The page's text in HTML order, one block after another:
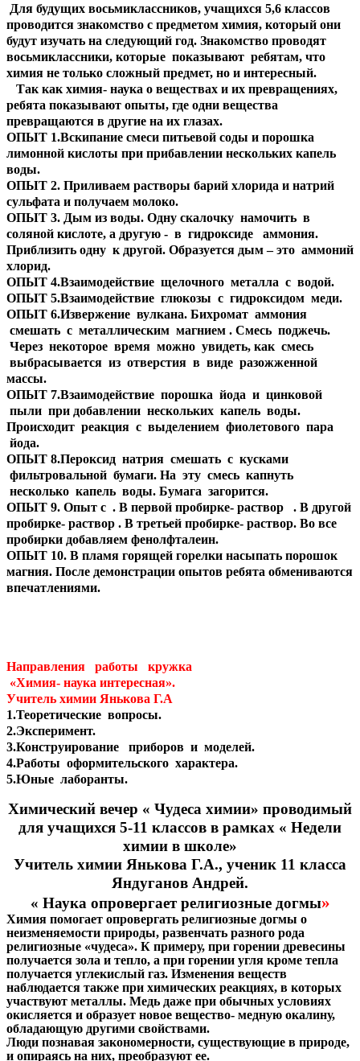
Для будущих восьмиклассников, учащихся 5,6 классов
проводится знакомство с предметом химия, который они
будут изучать на следующий год. Знакомство проводят
восьмиклассники, которые показывают ребятам, что
химия не только сложный предмет, но и интересный.
Так как химия- наука о веществах и их превращениях,
ребята показывают опыты, где одни вещества
превращаются в другие на их глазах.
ОПЫТ 1.Вскипание смеси питьевой соды и порошка
лимонной кислоты при прибавлении нескольких капель
воды.
ОПЫТ 2. Приливаем растворы барий хлорида и натрий
сульфата и получаем молоко.
ОПЫТ 3. Дым из воды. Одну скалочку намочить в
соляной кислоте, а другую - в гидроксиде аммония.
Приблизить одну к другой. Образуется дым – это аммоний
хлорид.
ОПЫТ 4.Взаимодействие щелочного металла с водой.
ОПЫТ 5.Взаимодействие глюкозы с гидроксидом меди.
ОПЫТ 6.Извержение вулкана. Бихромат аммония
смешать с металлическим магнием . Смесь поджечь.
Через некоторое время можно увидеть, как смесь
выбрасывается из отверстия в виде разожженной
массы.
ОПЫТ 7.Взаимодействие порошка йода и цинковой
пыли при добавлении нескольких капель воды.
Происходит реакция с выделением фиолетового пара
йода.
ОПЫТ 8.Пероксид натрия смешать с кусками
фильтровальной бумаги. На эту смесь капнуть
несколько капель воды. Бумага загорится.
ОПЫТ 9. Опыт с . В первой пробирке- раствор . В другой
пробирке- раствор . В третьей пробирке- раствор. Во все
пробирки добавляем фенолфталеин.
ОПЫТ 10. В пламя горящей горелки насыпать порошок
магния. После демонстрации опытов ребята обмениваются
впечатлениями.
Направления работы кружка
«Химия- наука интересная».
Учитель химии Янькова Г.А
1.Теоретические вопросы.
2.Эксперимент.
3.Конструирование приборов и моделей.
4.Работы оформительского характера.
5.Юные лаборанты.
Химический вечер « Чудеса химии» проводимый
для учащихся 5-11 классов в рамках « Недели
химии в школе»
Учитель химии Янькова Г.А., ученик 11 класса
Яндуганов Андрей.
« Наука опровергает религиозные догмы»
Химия помогает опровергать религиозные догмы о
неизменяемости природы, развенчать разного рода
религиозные «чудеса». К примеру, при горении древесины
получается зола и тепло, а при горении угля кроме тепла
получается углекислый газ. Изменения веществ
наблюдается также при химических реакциях, в которых
участвуют металлы. Медь даже при обычных условиях
окисляется и образует новое вещество- медную окалину,
обладающую другими свойствами.
Люди познавая закономерности, существующие в природе,
и опираясь на них, преобразуют ее.